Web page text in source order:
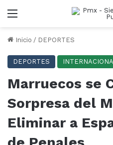
Menu
Inicio / DEPORTES
DEPORTES
Marruecos se
Sorpresa del
Eliminar a